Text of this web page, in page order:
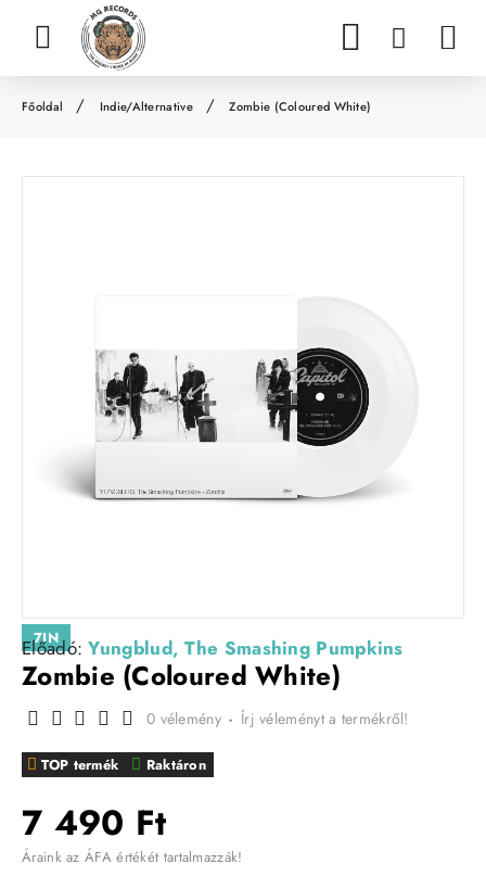
Indie/Alternative Zombie (Coloured White)
7IN
Előadó:Yungblud, The Smashing Pumpkins
Zombie (Coloured White)
TOP termék Raktáron
0 vélemény - Írj véleményt a termékről!
7 490 Ft
Áraink az ÁFA értékét tartalmazzák!